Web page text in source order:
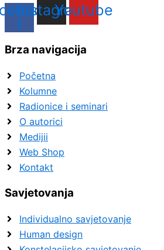
f
Instagram
Youtube
Brza navigacija
Početna
Kolumne
Radionice i seminari
O autorici
Medijii
Web Shop
Kontakt
Savjetovanja
Individualno savjetovanje
Human design